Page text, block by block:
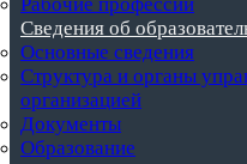
Сведения об
Основные сведения
Структура и органы
организацией
Документы
Образование